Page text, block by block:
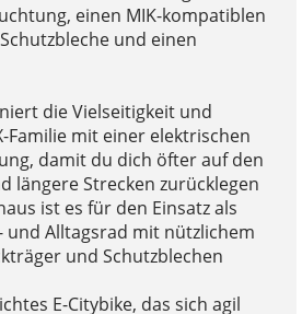
einen MIK-kompatiblen
und einen
die Vielseitigkeit und
Familie mit einer elektrischen
damit du dich öfter auf den
längere Strecken zurücklegen
ist es für den Einsatz als
und Alltagsrad mit nützlichem
und Schutzblechen
E-Citybike, das sich agil